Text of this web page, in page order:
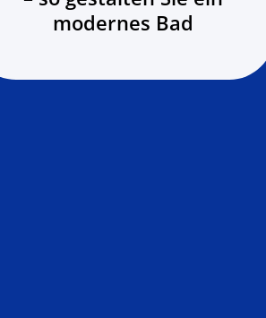
modernes Bad